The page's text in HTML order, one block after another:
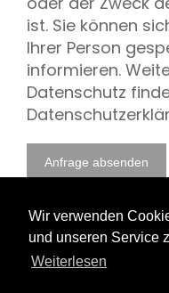
Wir verwenden
und unseren Service
Weiterlesen
ist. Sie können
Ihrer Person
informieren.
Datenschutz
Copyright 2003-